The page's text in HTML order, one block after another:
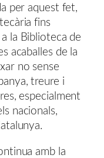
per aquest fet,
fins
la Biblioteca de
acaballes de la
no sense
treure i
especialment
nacionals,
amb la